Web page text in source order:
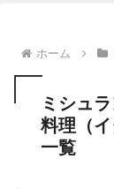
ホーム
ミシュ
料理（
一覧